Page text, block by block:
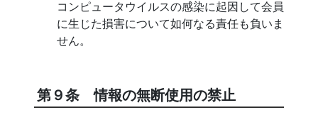
コンピュータウイルスの感染に起因して会員
に生じた損害について如何なる責任も負いま
せん。
第９条 情報の無断使用の禁止